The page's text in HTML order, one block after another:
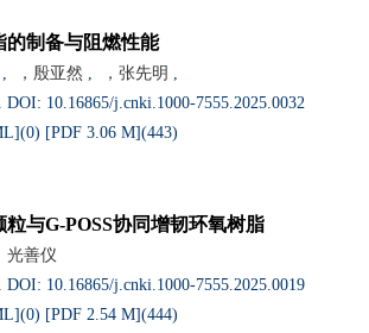
的制备与阻燃性能
, ，殷亚然 , ，张先明 ,
DOI: 10.16865/j.cnki.1000-7555.2025.0032
0) [PDF 3.06 M](443)
与G-POSS协同增韧环氧树脂
光善仪
DOI: 10.16865/j.cnki.1000-7555.2025.0019
0) [PDF 2.54 M](444)